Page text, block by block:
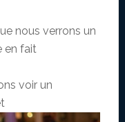
nous verrons un
en fait
voir un